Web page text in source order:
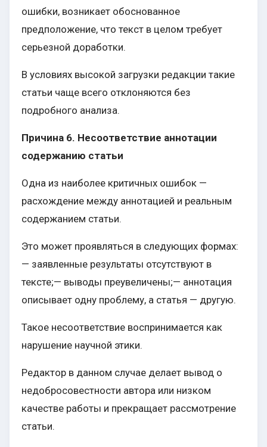
ошибки, возникает обоснованное
предположение, что текст в целом требует
серьезной доработки.
В условиях высокой загрузки редакции такие
статьи чаще всего отклоняются без
подробного анализа.
Причина 6. Несоответствие аннотации
содержанию статьи
Одна из наиболее критичных ошибок —
расхождение между аннотацией и реальным
содержанием статьи.
Это может проявляться в следующих формах:
— заявленные результаты отсутствуют в
тексте;— выводы преувеличены;— аннотация
описывает одну проблему, а статья — другую.
Такое несоответствие воспринимается как
нарушение научной этики.
Редактор в данном случае делает вывод о
недобросовестности автора или низком
качестве работы и прекращает рассмотрение
статьи.